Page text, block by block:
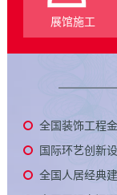
展馆施工
全国装饰工程
国际环艺创新
全国人居经典